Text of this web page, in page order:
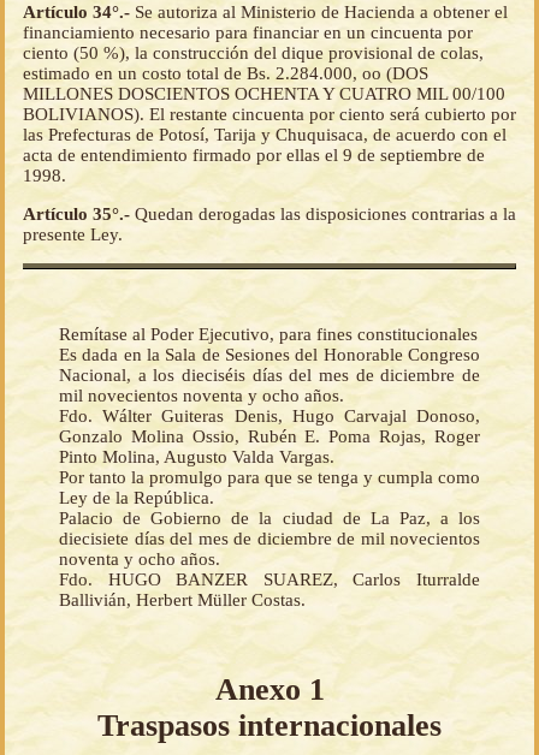
Artículo 34°.- Se autoriza al Ministerio de Hacienda a obtener el
financiamiento necesario para financiar en un cincuenta por
ciento (50 %), la construcción del dique provisional de colas,
estimado en un costo total de Bs. 2.284.000, oo (DOS
MILLONES DOSCIENTOS OCHENTA Y CUATRO MIL 00/100
BOLIVIANOS). El restante cincuenta por ciento será cubierto por
las Prefecturas de Potosí, Tarija y Chuquisaca, de acuerdo con el
acta de entendimiento firmado por ellas el 9 de septiembre de
1998.
Artículo 35°.- Quedan derogadas las disposiciones contrarias a la
presente Ley.
Remítase al Poder Ejecutivo, para fines constitucionales
Es dada en la Sala de Sesiones del Honorable Congreso
Nacional, a los dieciséis días del mes de diciembre de
mil novecientos noventa y ocho años.
Fdo. Wálter Guiteras Denis, Hugo Carvajal Donoso,
Gonzalo Molina Ossio, Rubén E. Poma Rojas, Roger
Pinto Molina, Augusto Valda Vargas.
Por tanto la promulgo para que se tenga y cumpla como
Ley de la República.
Palacio de Gobierno de la ciudad de La Paz, a los
diecisiete días del mes de diciembre de mil novecientos
noventa y ocho años.
Fdo. HUGO BANZER SUAREZ, Carlos Iturralde
Ballivián, Herbert Müller Costas.
Anexo 1
Traspasos internacionales